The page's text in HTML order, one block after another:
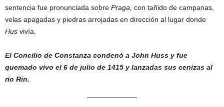
sentencia fue pronunciada sobre Praga, con tañido de campanas,
velas apagadas y piedras arrojadas en dirección al lugar donde
Hus vivía.
El Concilio de Constanza condenó a John Huss y fue
quemado vivo el 6 de julio de 1415 y lanzadas sus cenizas al
rio Rin.